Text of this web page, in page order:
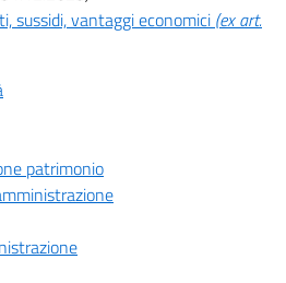
sussidi, vantaggi economici (ex art.
patrimonio